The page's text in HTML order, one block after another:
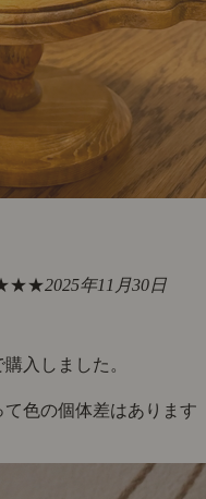
2025年11月30日
入しました。
色の個体差はあります